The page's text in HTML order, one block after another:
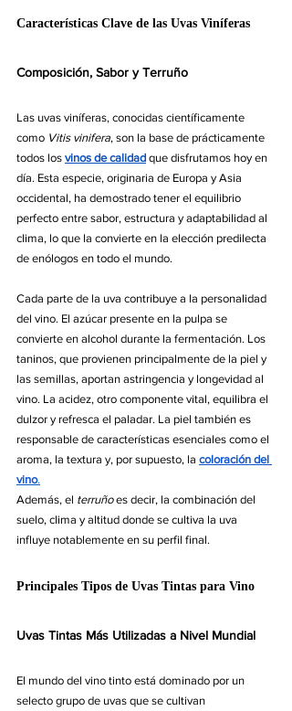
Características Clave de las Uvas Viníferas
Composición, Sabor y Terruño
Las uvas viníferas, conocidas científicamente
como Vitis vinifera, son la base de prácticamente
todos los vinos de calidad que disfrutamos hoy en
día. Esta especie, originaria de Europa y Asia
occidental, ha demostrado tener el equilibrio
perfecto entre sabor, estructura y adaptabilidad al
clima, lo que la convierte en la elección predilecta
de enólogos en todo el mundo.
Cada parte de la uva contribuye a la personalidad
del vino. El azúcar presente en la pulpa se
convierte en alcohol durante la fermentación. Los
taninos, que provienen principalmente de la piel y
las semillas, aportan astringencia y longevidad al
vino. La acidez, otro componente vital, equilibra el
dulzor y refresca el paladar. La piel también es
responsable de características esenciales como el
aroma, la textura y, por supuesto, la coloración del
vino.
Además, el terruño es decir, la combinación del
suelo, clima y altitud donde se cultiva la uva
influye notablemente en su perfil final.
Principales Tipos de Uvas Tintas para Vino
Uvas Tintas Más Utilizadas a Nivel Mundial
El mundo del vino tinto está dominado por un
selecto grupo de uvas que se cultivan